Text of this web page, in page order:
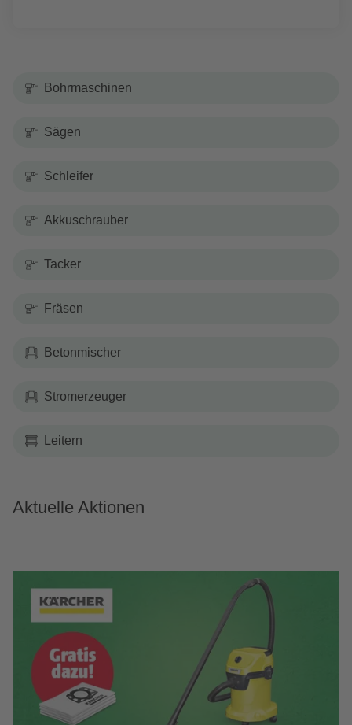
Bohrmaschinen
Sägen
Schleifer
Akkuschrauber
Tacker
Fräsen
Betonmischer
Stromerzeuger
Leitern
Aktuelle Aktionen